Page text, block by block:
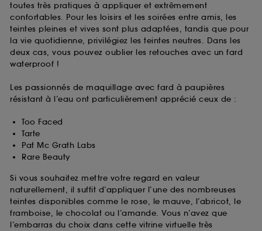
toutes très pratiques à appliquer et extrêmement
confortables. Pour les loisirs et les soirées entre amis, les
teintes pleines et vives sont plus adaptées, tandis que pour
la vie quotidienne, privilégiez les teintes neutres. Dans les
deux cas, vous pouvez oublier les retouches avec un fard
waterproof !
Les passionnés de maquillage avec fard à paupières
résistant à l’eau ont particulièrement apprécié ceux de :
Too Faced
Tarte
Pat Mc Grath Labs
Rare Beauty
Si vous souhaitez mettre votre regard en valeur
naturellement, il suffit d’appliquer l’une des nombreuses
teintes disponibles comme le rose, le mauve, l’abricot, le
framboise, le chocolat ou l’amande. Vous n’avez que
l’embarras du choix dans cette vitrine virtuelle très
Sephora pourra associer les informations de
navigation collectées par ces Cookies, pour les
finalités acceptées, avec les données personnelles
collectées ou générées lors de votre activité en ligne
ou en magasin. Pour refuser tous les cookies, cliques
sur "continuer sans accepter". Voous pouvez à tout
souhaitez obtenir plus d'information sur les cookies
utilisés, cliquezici.